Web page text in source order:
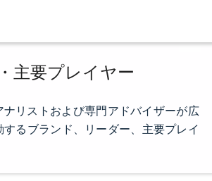
主要プレイヤー
リストおよび専門アドバイザーが広
するブランド、リーダー、主要プレイ